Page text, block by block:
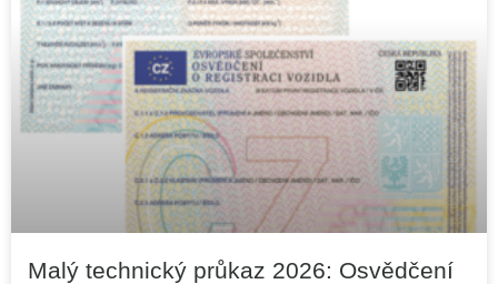
Malý technický průkaz 2026: Osvědčení